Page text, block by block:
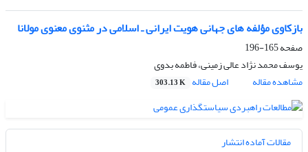
بازکاوی مؤلفه های جهانی هویت ایرانی ـ اسلامی در مثنوی معنوی مولانا
صفحه165-196
یوسف محمد نژاد عالی زمینی، فاطمه بدوی
مشاهده مقاله
اصل مقاله 303.13 K
مقالات آماده انتشار